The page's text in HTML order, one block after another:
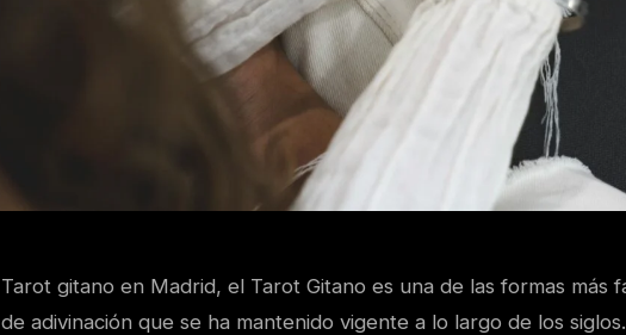
Tarot gitano en Madrid, el Tarot Gitano es una de las formas más
de adivinación que se ha mantenido vigente a lo largo de los